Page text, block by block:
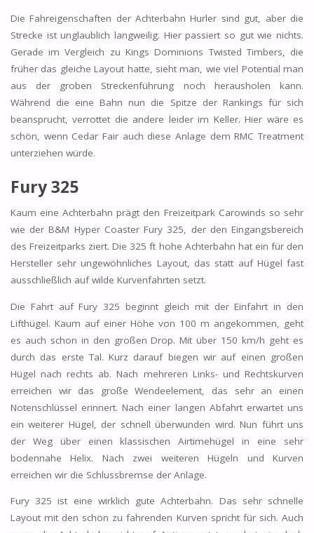
Die Fahreigenschaften der Achterbahn Hurler sind gut, aber die
Strecke ist unglaublich langweilig. Hier passiert so gut wie nichts.
Gerade im Vergleich zu Kings Dominions Twisted Timbers, die
früher das gleiche Layout hatte, sieht man, wie viel Potential man
aus der groben Streckenführung noch herausholen kann.
Während die eine Bahn nun die Spitze der Rankings für sich
beansprucht, verrottet die andere leider im Keller. Hier wäre es
schön, wenn Cedar Fair auch diese Anlage dem RMC Treatment
unterziehen würde.
Fury 325
Kaum eine Achterbahn prägt den Freizeitpark Carowinds so sehr
wie der B&M Hyper Coaster Fury 325, der den Eingangsbereich
des Freizeitparks ziert. Die 325 ft hohe Achterbahn hat ein für den
Hersteller sehr ungewöhnliches Layout, das statt auf Hügel fast
ausschließlich auf wilde Kurvenfahrten setzt.
Die Fahrt auf Fury 325 beginnt gleich mit der Einfahrt in den
Lifthügel. Kaum auf einer Höhe von 100 m angekommen, geht
es auch schon in den großen Drop. Mit über 150 km/h geht es
durch das erste Tal. Kurz darauf biegen wir auf einen großen
Hügel nach rechts ab. Nach mehreren Links- und Rechtskurven
erreichen wir das große Wendeelement, das sehr an einen
Notenschlüssel erinnert. Nach einer langen Abfahrt erwartet uns
ein weiterer Hügel, der schnell überwunden wird. Nun führt uns
der Weg über einen klassischen Airtimehügel in eine sehr
bodennahe Helix. Nach zwei weiteren Hügeln und Kurven
erreichen wir die Schlussbremse der Anlage.
Fury 325 ist eine wirklich gute Achterbahn. Das sehr schnelle
Layout mit den schön zu fahrenden Kurven spricht für sich. Auch